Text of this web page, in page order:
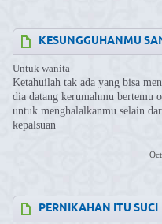
KESUNGGUHANMU
Untuk wanita
Ketahuilah tak ada yang bisa
dia datang kerumahmu bertemu
untuk menghalalkanmu selain
kepalsuan
PERNIKAHAN ITU SUCI